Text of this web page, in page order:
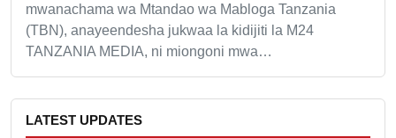
mwanachama wa Mtandao wa Mabloga Tanzania
(TBN), anayeendesha jukwaa la kidijiti la M24
TANZANIA MEDIA, ni miongoni mwa…
LATEST UPDATES